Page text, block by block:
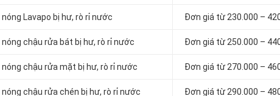
Lavapo bị hư, rò rỉ nước Đơn giá từ 230.000 –
chậu rửa bát bị hư, rò rỉ nước Đơn giá từ 250.000 –
chậu rửa mặt bị hư, rò rỉ nước Đơn giá từ 270.000 –
chậu rửa chén bị hư, rò rỉ nước Đơn giá từ 290.000 –